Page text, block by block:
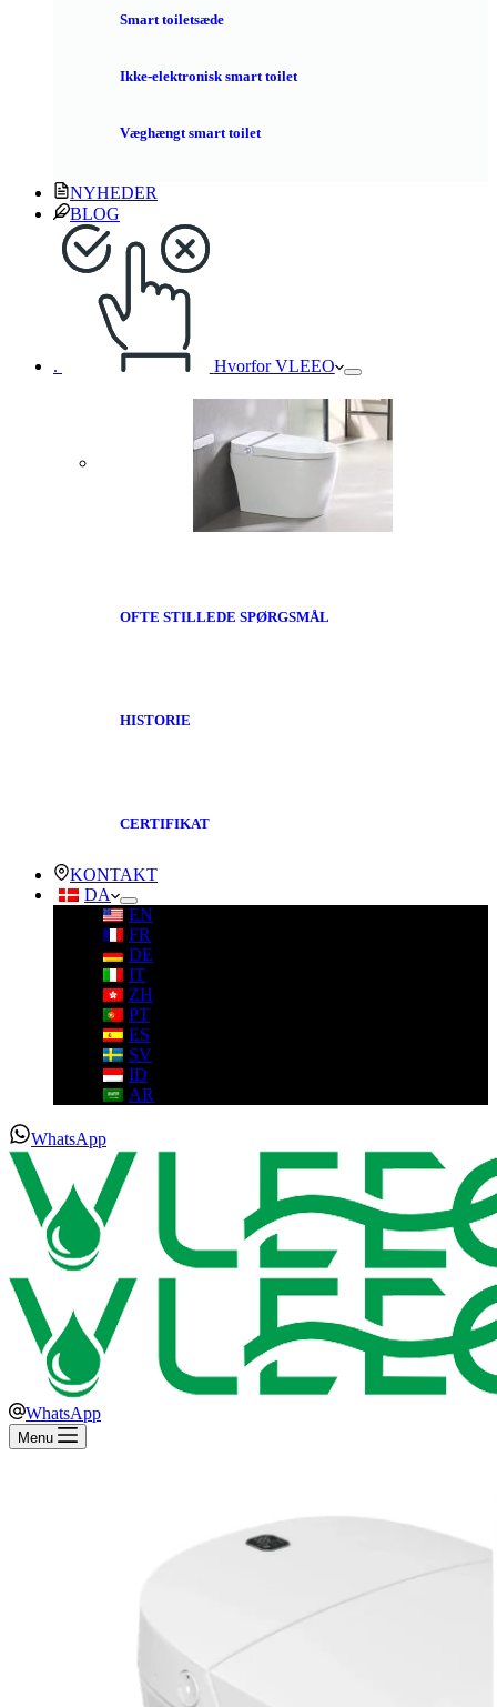
Smart toiletsæde
Ikke-elektronisk smart toilet
Væghængt smart toilet
NYHEDER
BLOG
. Hvorfor VLEEO
OFTE STILLEDE SPØRGSMÅL
HISTORIE
CERTIFIKAT
KONTAKT
DA
EN
FR
DE
IT
ZH
PT
ES
SV
ID
AR
WhatsApp
WhatsApp
Menu